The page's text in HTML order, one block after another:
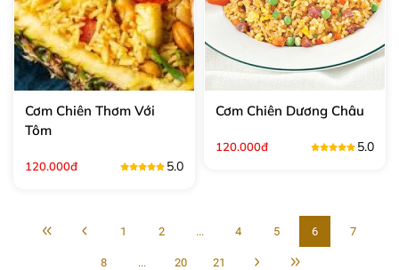
Cơm Chiên Thơm Với
Tôm
120.000đ 5.0
Cơm Chiên Dương Châu
120.000đ 5.0
1 2 ... 4 5 6 7
8 ... 20 21